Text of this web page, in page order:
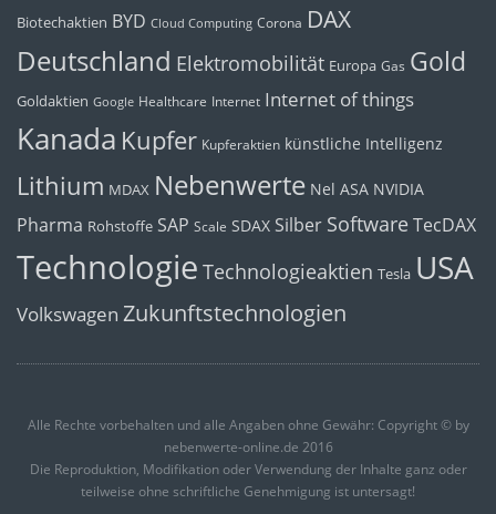
Biotechaktien BYD Cloud Computing Corona DAX
Deutschland Elektromobilität Europa Gas Gold
Goldaktien Google Healthcare Internet Internet of things
Kanada Kupfer Kupferaktien künstliche Intelligenz
Lithium MDAX Nebenwerte Nel ASA NVIDIA
Pharma Rohstoffe SAP Scale SDAX Silber SoftwareTecDAX
Technologie Technologieaktien Tesla USA
Volkswagen Zukunftstechnologien
Alle Rechte vorbehalten und alle Angaben ohne Gewähr: Copyright © by
nebenwerte-online.de 2016
Die Reproduktion, Modifikation oder Verwendung der Inhalte ganz oder
teilweise ohne schriftliche Genehmigung ist untersagt!